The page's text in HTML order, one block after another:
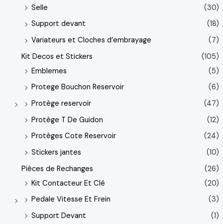
Selle
(30)
Support devant
(18)
Variateurs et Cloches d’embrayage
(7)
Kit Decos et Stickers
(105)
Emblemes
(5)
Protege Bouchon Reservoir
(6)
Protège reservoir
(47)
Protège T De Guidon
(12)
Protèges Cote Reservoir
(24)
Stickers jantes
(10)
Pièces de Rechanges
(26)
Kit Contacteur Et Clé
(20)
Pedale Vitesse Et Frein
(3)
Support Devant
(1)